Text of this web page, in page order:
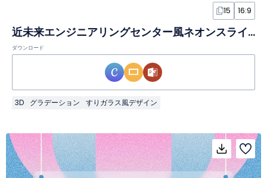
15 16:9
近未来エンジニアリングセンター風ネオンスライド
ダウンロード
3D グラデーション すりガラス風デザイン